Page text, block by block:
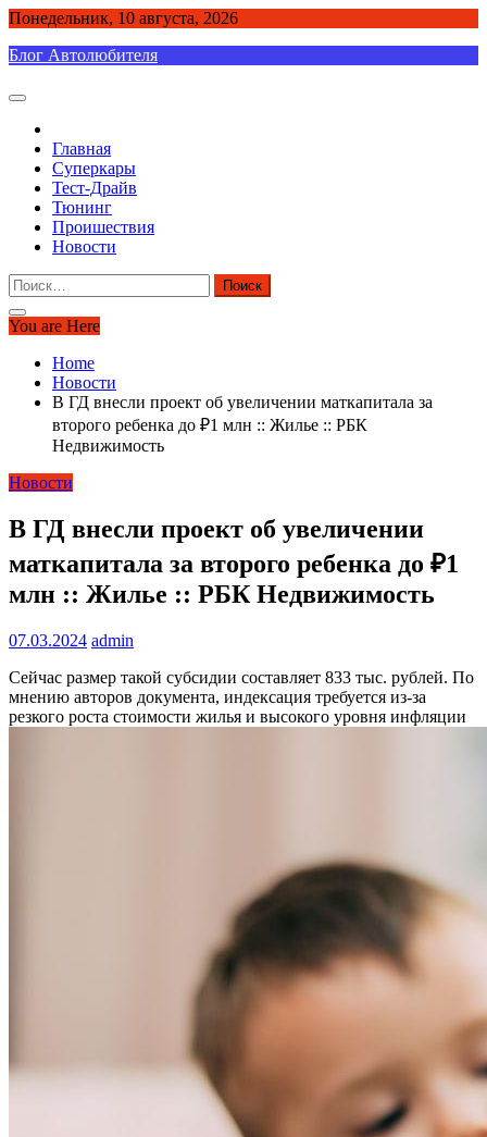
Skip
content
Понедельник, 10 августа, 2026
Блог Автолюбителя
Главная
Суперкары
Тест-Драйв
Тюнинг
Проишествия
Новости
Найти:
You are Here
Home
Новости
В ГД внесли проект об увеличении маткапитала за
второго ребенка до ₽1 млн :: Жилье :: РБК
Недвижимость
Новости
В ГД внесли проект об увеличении
маткапитала за второго ребенка до ₽1
млн :: Жилье :: РБК Недвижимость
07.03.2024 admin
Сейчас размер такой субсидии составляет 833 тыс. рублей. По
мнению авторов документа, индексация требуется из-за
резкого роста стоимости жилья и высокого уровня инфляции